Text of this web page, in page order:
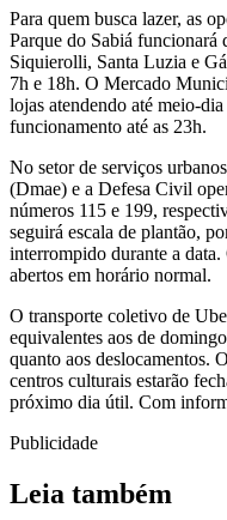
Para quem busca lazer, as
Parque do Sabiá funcionará
Siquierolli, Santa Luzia e
7h e 18h. O Mercado
lojas atendendo até meio-
funcionamento até as 23h.
No setor de serviços
(Dmae) e a Defesa Civil
números 115 e 199,
seguirá escala de plantão,
interrompido durante a
abertos em horário normal.
O transporte coletivo de
equivalentes aos de
quanto aos deslocamentos.
centros culturais estarão
próximo dia útil. Com
Publicidade
Leia também